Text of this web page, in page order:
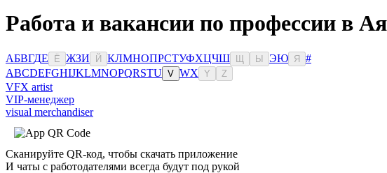
Работа и вакансии по профессии в
АБВГДЕ Ё ЖЗИ Й КЛМНОПРСТУФХЦЧШ Ы ЭЮ Я
#
ABCDEFGHIJKLMNOPQRSTU V WX Y Z
VFX artist
VIP-менеджер
visual merchandiser
Сканируйте QR-код, чтобы скачать приложение
И чаты с работодателями всегда будут под рукой